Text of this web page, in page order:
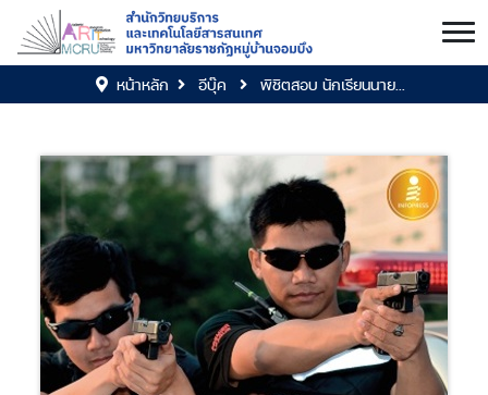
หน้าหลัก อีบุ๊ค พิชิตสอบ นักเรียนนาย...